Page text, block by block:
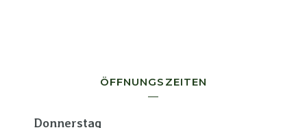
ÖFFNUNGSZEITEN
Donnerstag